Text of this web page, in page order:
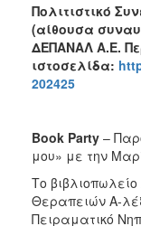
Πολιτιστικό
(αίθουσα
ΔΕΠΑΝΑΛ Α.Ε.
ιστοσελίδα:
202425
Book Party –
μου» με την
Το
Θεραπειών Α-
Πειραματικό